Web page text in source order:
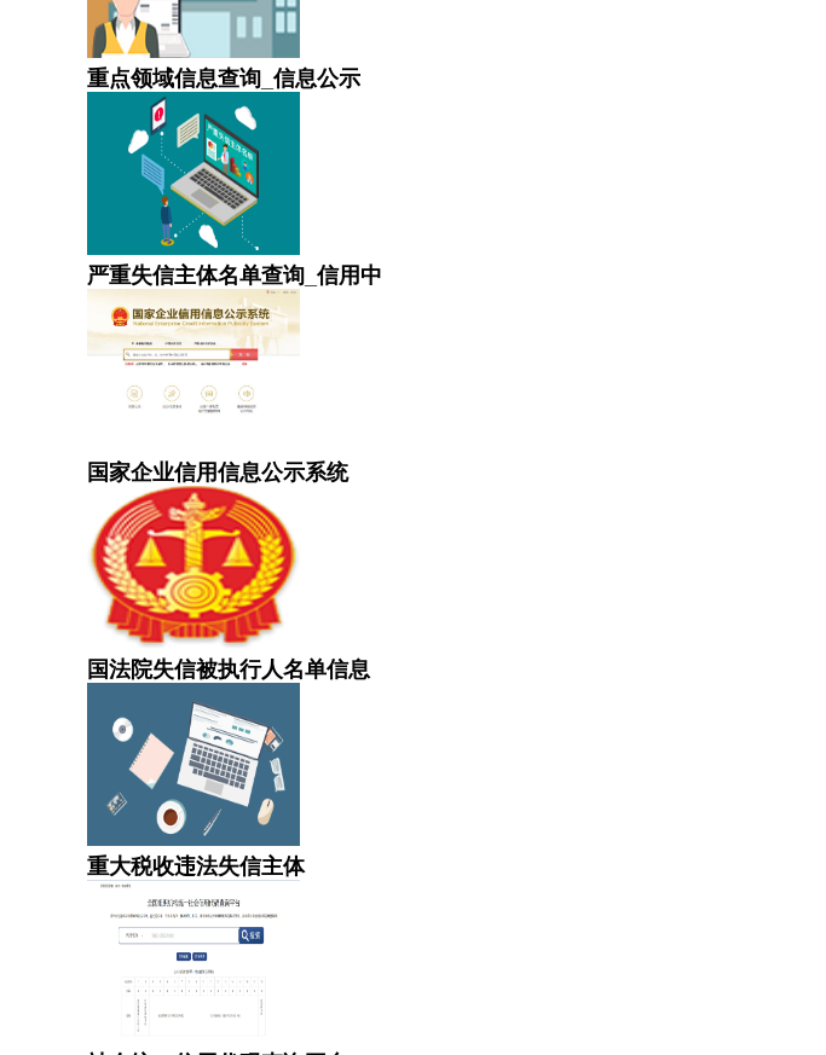
重点领域信息查询_信息公示
严重失信主体名单查询_信用中
国法院失信被执行人名单信息
重大税收违法失信主体